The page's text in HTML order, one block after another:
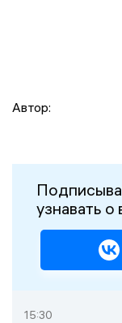
Автор:
узнавать
15:30